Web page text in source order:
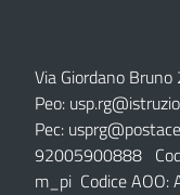
Via Giordano Bruno
Peo:
Pec:
92005900888
m_pi Codice AOO: